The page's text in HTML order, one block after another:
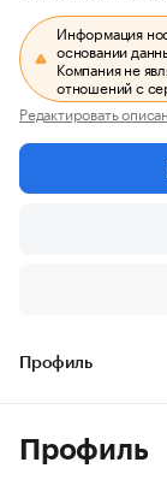
Информация
основании
Компания не
отношений с
Редактировать
Профиль
Профиль